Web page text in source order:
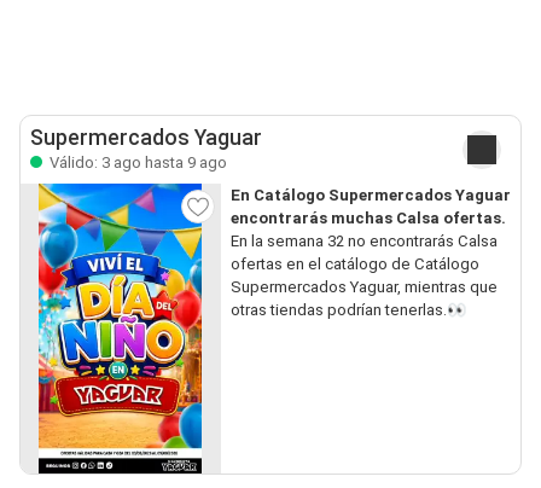
Supermercados Yaguar
Válido: 3 ago hasta 9 ago
En Catálogo Supermercados Yaguar
encontrarás muchas Calsa ofertas.
En la semana 32 no encontrarás Calsa
ofertas en el catálogo de Catálogo
Supermercados Yaguar, mientras que
otras tiendas podrían tenerlas.👀